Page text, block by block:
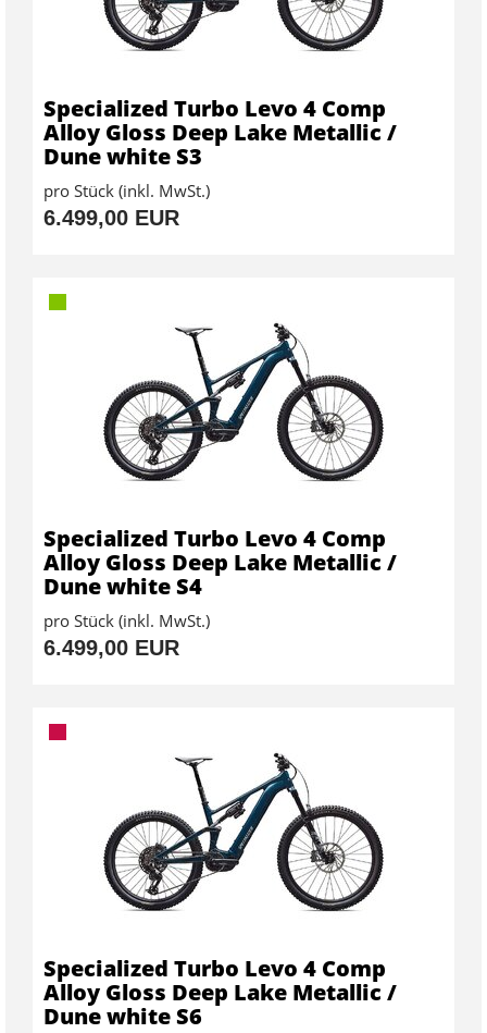
Specialized Turbo Levo 4 Comp
Alloy Gloss Deep Lake Metallic /
Dune white S3
pro Stück (inkl. MwSt.)
6.499,00 EUR
Specialized Turbo Levo 4 Comp
Alloy Gloss Deep Lake Metallic /
Dune white S4
pro Stück (inkl. MwSt.)
6.499,00 EUR
Specialized Turbo Levo 4 Comp
Alloy Gloss Deep Lake Metallic /
Dune white S6